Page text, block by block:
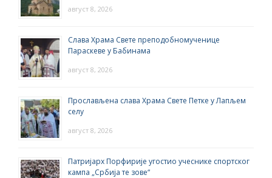
август 8, 2026
Слава Храма Свете преподобномученице
Параскеве у Бабинама
август 8, 2026
Прослављена слава Храма Свете Петке у Лапљем
селу
август 8, 2026
Патријарх Порфирије угостио учеснике спортског
кампа „Србија те зове“